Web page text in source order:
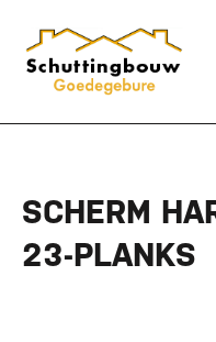
SCHERM
23-PLANKS